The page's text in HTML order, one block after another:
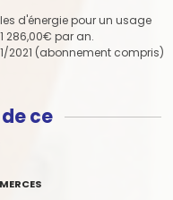
d'énergie pour un usage
286,00€ par an.
2021 (abonnement compris)
de ce